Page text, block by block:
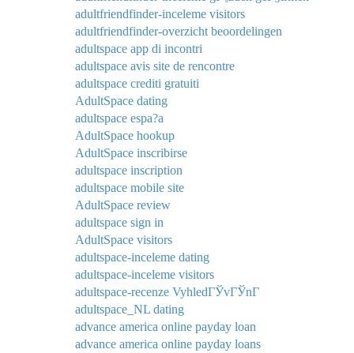
adultfriendfinder-inceleme visitors
adultfriendfinder-overzicht beoordelingen
adultspace app di incontri
adultspace avis site de rencontre
adultspace crediti gratuiti
AdultSpace dating
adultspace espa?a
AdultSpace hookup
AdultSpace inscribirse
adultspace inscription
adultspace mobile site
AdultSpace review
adultspace sign in
AdultSpace visitors
adultspace-inceleme dating
adultspace-inceleme visitors
adultspace-recenze VyhledГЎvГЎnГ­
adultspace_NL dating
advance america online payday loan
advance america online payday loans